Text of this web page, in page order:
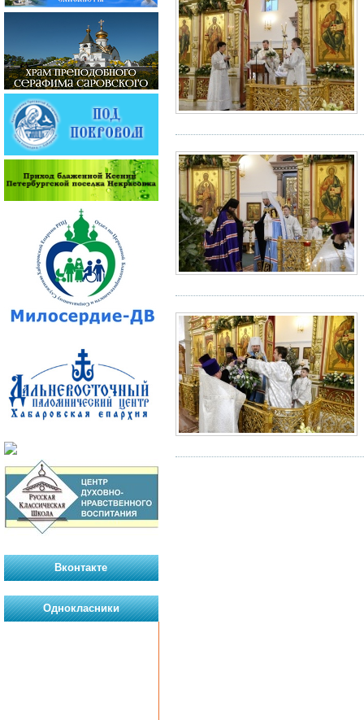
Вконтакте
Однокласники